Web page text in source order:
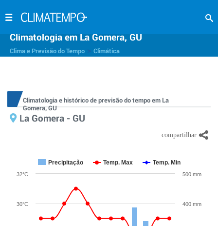
Climatologia em La Gomera, GU
Clima e Previsão do Tempo Climática
Climatologia e histórico de previsão do tempo em La
Gomera, GU
La Gomera - GU
Precipitação Temp. Max Temp. Min
30°C
32°C
400 mm
500 mm